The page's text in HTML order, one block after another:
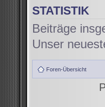
STATISTIK
Beiträge
Unser
Foren-Übersicht